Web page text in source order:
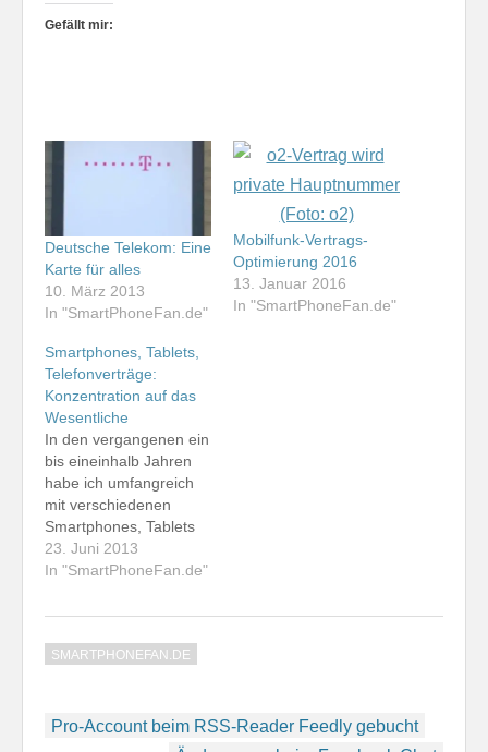
Gefällt mir:
Deutsche Telekom: Eine
Karte für alles
10. März 2013
In "SmartPhoneFan.de"
Mobilfunk-Vertrags-
Optimierung 2016
13. Januar 2016
In "SmartPhoneFan.de"
Smartphones, Tablets,
Telefonverträge:
Konzentration auf das
Wesentliche
In den vergangenen ein
bis eineinhalb Jahren
habe ich umfangreich
mit verschiedenen
Smartphones, Tablets
und Tarifen
experimentiert. Das
Menge neue
aber geht natürlich
mich auf die für mich
wesentlichen Endgeräte
23. Juni 2013
In "SmartPhoneFan.de"
SMARTPHONEFAN.DE
Beitragsnavigation
Pro-Account beim RSS-Reader Feedly gebucht